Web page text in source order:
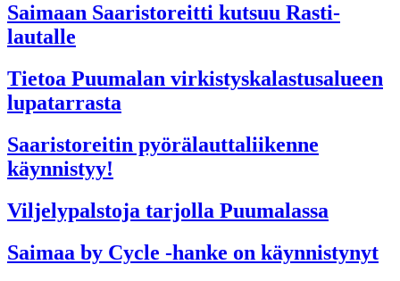
Saimaan Saaristoreitti kutsuu Rasti-
lautalle
Tietoa Puumalan virkistyskalastusalueen
lupatarrasta
Saaristoreitin pyörälauttaliikenne
käynnistyy!
Viljelypalstoja tarjolla Puumalassa
Saimaa by Cycle -hanke on käynnistynyt